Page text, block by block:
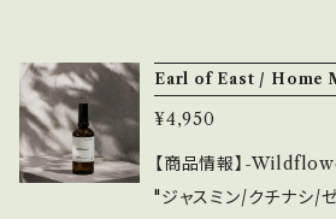
ルなデザインで複数持ち
emotionalではAir
種と香りを合わせて選ぶ
シソ科の植物）、緑色の
は、暗くてスモーキーな
かみのある居心地良い
ャビンにいるような感
Earl of East /
¥4,950
【商品情報】-
"ジャスミン/クチナシ/ゼ